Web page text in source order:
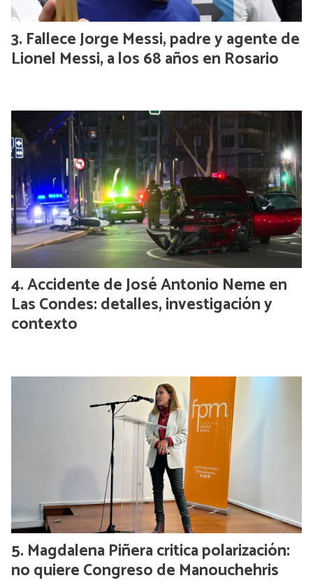
Fallece Jorge Messi, padre y agente de
Lionel Messi, a los 68 años en Rosario
Accidente de José Antonio Neme en
Las Condes: detalles, investigación y
contexto
Magdalena Piñera critica polarización:
no quiere Congreso de Manouchehris